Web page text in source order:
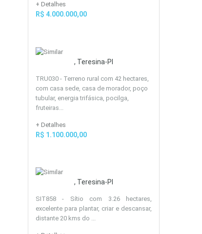
+ Detalhes
R$ 4.000.000,00
, Teresina-PI
TRU030 - Terreno rural com 42 hectares,
com casa sede, casa de morador, poço
tubular, energia trifásica, pocilga,
fruteiras...
+ Detalhes
R$ 1.100.000,00
, Teresina-PI
SIT858 - Sítio com 3.26 hectares,
excelente para plantar, criar e descansar,
distante 20 kms do ...